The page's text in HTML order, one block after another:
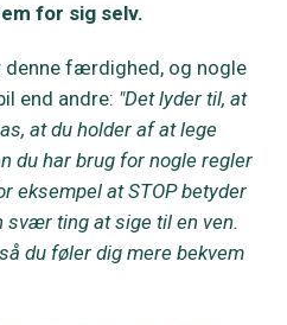
for sig selv.
denne færdighed, og nogle
end andre: "Det lyder til, at
at du holder af at lege
du har brug for nogle regler
eksempel at STOP betyder
svær ting at sige til en ven.
du føler dig mere bekvem